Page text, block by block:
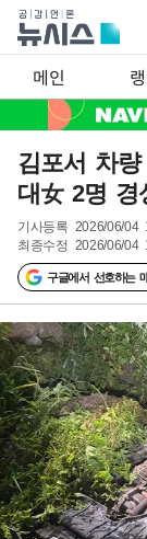
메인
김포서 차
대女 2명 경
기사등록 2026/06/04
최종수정 2026/06/04
구글에서 선호하는